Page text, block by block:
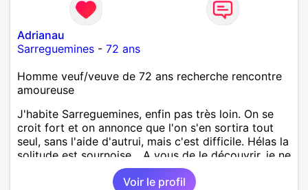
Adrianau
Sarreguemines - 72 ans
Homme veuf/veuve de 72 ans recherche rencontre
amoureuse
J'habite Sarreguemines, enfin pas très loin. On se
croit fort et on annonce que l'on s'en sortira tout
seul, sans l'aide d'autrui, mais c'est difficile. Hélas la
solitude est sournoise... A vous de le découvrir, je ne
serais peut-être pas objectif. Rencontrer pour
débuter, partager ensuite si le "feeling" se présente.
Voir le profil